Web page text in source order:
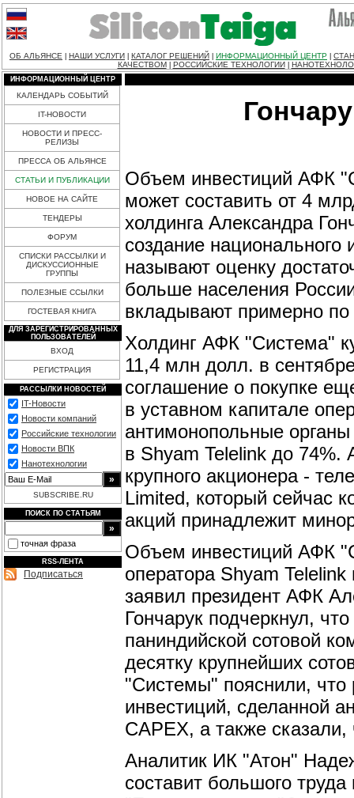
ОБ АЛЬЯНСЕ НАШИ УСЛУГИ КАТАЛОГ РЕШЕНИЙ ИНФОРМАЦИОННЫЙ ЦЕНТР
КАЧЕСТВОМ
РОССИЙСКИЕ ТЕХНОЛОГИИ
ИНФОРМАЦИОННЫЙ ЦЕНТР
КАЛЕНДАРЬ СОБЫТИЙ
IT-НОВОСТИ
НОВОСТИ И ПРЕСС-
РЕЛИЗЫ
ПРЕССА ОБ АЛЬЯНСЕ
СТАТЬИ И ПУБЛИКАЦИИ
НОВОЕ НА САЙТЕ
ТЕНДЕРЫ
ФОРУМ
СПИСКИ РАССЫЛКИ И
ДИСКУССИОННЫЕ
ГРУППЫ
ПОЛЕЗНЫЕ ССЫЛКИ
ГОСТЕВАЯ КНИГА
ДЛЯ ЗАРЕГИСТРИРОВАННЫХ
ПОЛЬЗОВАТЕЛЕЙ
ВХОД
РЕГИСТРАЦИЯ
РАССЫЛКИ НОВОСТЕЙ
IT-Новости
Новости компаний
Российские технологии
Новости ВПК
Нанотехнологии
SUBSCRIBE.RU
ПОИСК ПО СТАТЬЯМ
точная фраза
RSS-ЛЕНТА
Подписаться
Объем инвестиций АФК
может составить от 4
холдинга Александра
создание национального
называют оценку
больше населения
вкладывают примерно
Холдинг АФК "Система"
11,4 млн долл. в
соглашение о покупке
в уставном капитале
антимонопольные
в Shyam Telelink до 74%.
крупного акционера -
Limited, который сейчас
акций принадлежит
Объем инвестиций АФК
оператора Shyam
заявил президент АФК
Гончарук подчеркнул,
паниндийской сотовой
десятку крупнейших
"Системы" пояснили, что
инвестиций, сделанной
CAPEX, а также сказали,
Аналитик ИК "Атон"
составит большого